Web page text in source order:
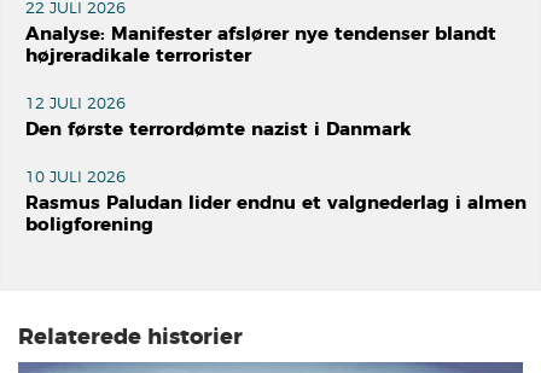
22 JULI 2026
Analyse: Manifester afslører nye tendenser blandt
højreradikale terrorister
12 JULI 2026
Den første terrordømte nazist i Danmark
10 JULI 2026
Rasmus Paludan lider endnu et valgnederlag i almen
boligforening
Relaterede historier